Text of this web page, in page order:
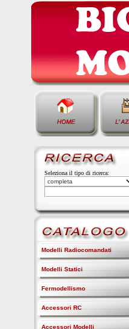
Seleziona il tipo di ricerca:
Modelli Radiocomandati
Modelli Statici
Fermodellismo
Accessori RC
Accessori Modelli